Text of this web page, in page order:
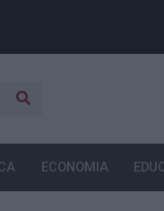
ECONOMIA